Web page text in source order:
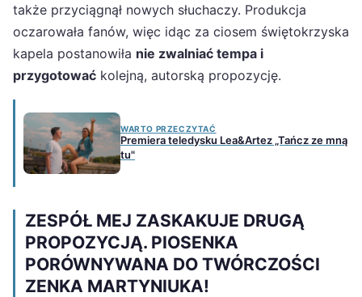
także przyciągnął nowych słuchaczy. Produkcja
oczarowała fanów, więc idąc za ciosem świętokrzyska
kapela postanowiła nie zwalniać tempa i
przygotować kolejną, autorską propozycję.
WARTO PRZECZYTAĆ
Premiera teledysku Lea&Artez „Tańcz ze mną
tu"
ZESPÓŁ MEJ ZASKAKUJE DRUGĄ
PROPOZYCJĄ. PIOSENKA
PORÓWNYWANA DO TWÓRCZOŚCI
ZENKA MARTYNIUKA!